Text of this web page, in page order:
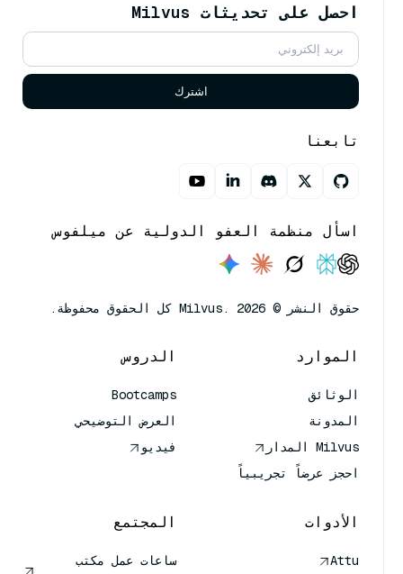
احصل على تحديثات Milvus
اشترك
تابعنا
اسأل منظمة العفو الدولية عن ميلفوس
حقوق النشر © Milvus. 2026 كل الحقوق محفوظة.
الموارد
الوثائق
المدونة
Milvus المدار
احجز عرضاً تجريبياً
الدروس
Bootcamps
العرض التوضيحي
فيديو
الأدوات
Attu
المجتمع
ساعات عمل مكتب